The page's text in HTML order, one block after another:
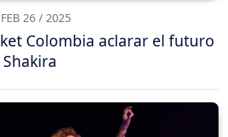
26 / 2025
Colombia aclarar el futuro